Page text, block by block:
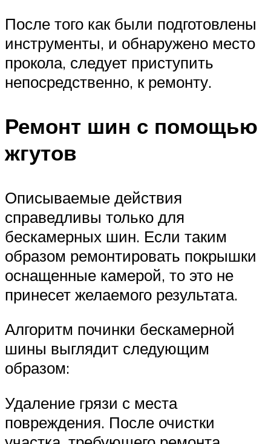
После того как были подготовлены
инструменты, и обнаружено место
прокола, следует приступить
непосредственно, к ремонту.
Ремонт шин с помощью
жгутов
Описываемые действия
справедливы только для
бескамерных шин. Если таким
образом ремонтировать покрышки
оснащенные камерой, то это не
принесет желаемого результата.
Алгоритм починки бескамерной
шины выглядит следующим
образом:
Удаление грязи с места
повреждения. После очистки